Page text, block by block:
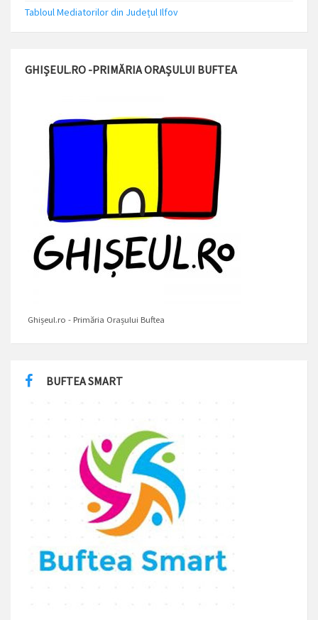
Tabloul Mediatorilor din Județul Ilfov
GHIȘEUL.RO -PRIMĂRIA ORAȘULUI BUFTEA
Ghișeul.ro - Primăria Orașului Buftea
BUFTEA SMART